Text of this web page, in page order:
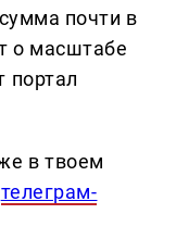
почти в
о масштабе
портал
в твоем
телеграм-